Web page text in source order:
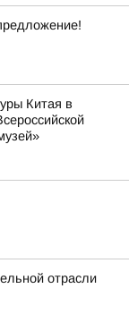
Китая в
отрасли